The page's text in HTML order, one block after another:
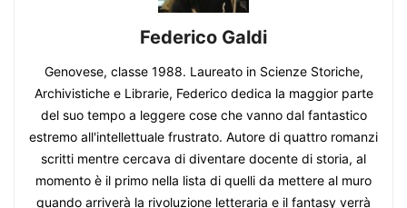
Federico Galdi
Genovese, classe 1988. Laureato in Scienze Storiche,
Archivistiche e Librarie, Federico dedica la maggior parte
del suo tempo a leggere cose che vanno dal fantastico
estremo all'intellettuale frustrato. Autore di quattro romanzi
scritti mentre cercava di diventare docente di storia, al
momento è il primo nella lista di quelli da mettere al muro
quando arriverà la rivoluzione letteraria e il fantasy verrà